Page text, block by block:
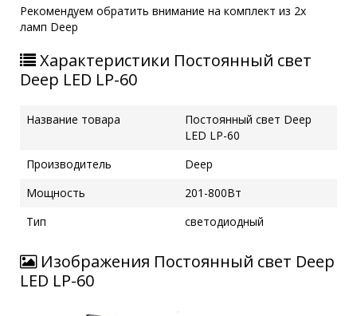
Рекомендуем обратить внимание на комплект из 2х
ламп Deep
Характеристики Постоянный свет
Deep LED LP-60
Название товара
Постоянный свет Deep
LED LP-60
Производитель
Deep
Мощность
201-800Вт
Тип
светодиодный
Изображения Постоянный свет Deep
LED LP-60